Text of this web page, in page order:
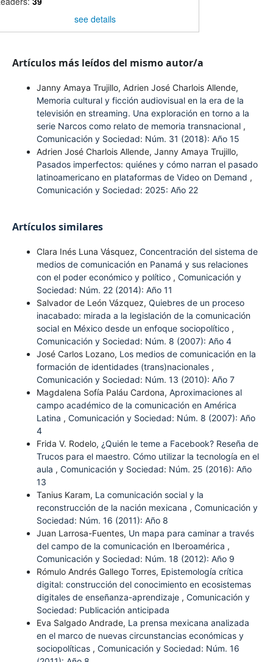
see details
Artículos más leídos del mismo autor/a
Janny Amaya Trujillo, Adrien José Charlois Allende,
Memoria cultural y ficción audiovisual en la era de la
televisión en streaming. Una exploración en torno a la
serie Narcos como relato de memoria transnacional ,
Comunicación y Sociedad: Núm. 31 (2018): Año 15
Adrien José Charlois Allende, Janny Amaya Trujillo,
Pasados imperfectos: quiénes y cómo narran el pasado
latinoamericano en plataformas de Video on Demand ,
Comunicación y Sociedad: 2025: Año 22
Artículos similares
Clara Inés Luna Vásquez, Concentración del sistema de
medios de comunicación en Panamá y sus relaciones
con el poder económico y político , Comunicación y
Sociedad: Núm. 22 (2014): Año 11
Salvador de León Vázquez, Quiebres de un proceso
inacabado: mirada a la legislación de la comunicación
social en México desde un enfoque sociopolítico ,
Comunicación y Sociedad: Núm. 8 (2007): Año 4
José Carlos Lozano, Los medios de comunicación en la
formación de identidades (trans)nacionales ,
Comunicación y Sociedad: Núm. 13 (2010): Año 7
Magdalena Sofía Paláu Cardona, Aproximaciones al
campo académico de la comunicación en América
Latina , Comunicación y Sociedad: Núm. 8 (2007): Año
4
Frida V. Rodelo, ¿Quién le teme a Facebook? Reseña de
Trucos para el maestro. Cómo utilizar la tecnología en el
aula , Comunicación y Sociedad: Núm. 25 (2016): Año
13
Tanius Karam, La comunicación social y la
reconstrucción de la nación mexicana , Comunicación y
Sociedad: Núm. 16 (2011): Año 8
Juan Larrosa-Fuentes, Un mapa para caminar a través
del campo de la comunicación en Iberoamérica ,
Comunicación y Sociedad: Núm. 18 (2012): Año 9
Rómulo Andrés Gallego Torres, Epistemología crítica
digital: construcción del conocimiento en ecosistemas
digitales de enseñanza-aprendizaje , Comunicación y
Sociedad: Publicación anticipada
Eva Salgado Andrade, La prensa mexicana analizada
en el marco de nuevas circunstancias económicas y
sociopolíticas , Comunicación y Sociedad: Núm. 16